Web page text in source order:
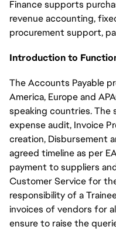
Finance supports
revenue accounting,
procurement support,
Introduction to
The Accounts Payable
America, Europe and
speaking countries. The
expense audit, Invoice
creation, Disbursement
agreed timeline as per
payment to suppliers
Customer Service for
responsibility of a
invoices of vendors for
ensure to raise the